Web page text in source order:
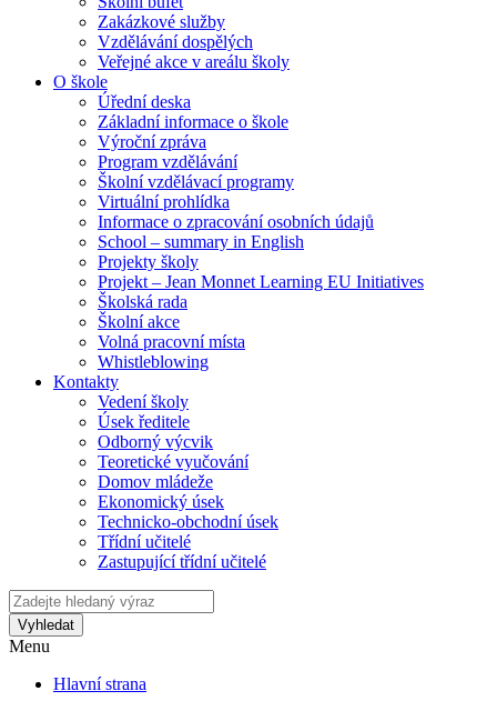
Zakázkové služby
Vzdělávání dospělých
Veřejné akce v areálu školy
O škole
Úřední deska
Základní informace o škole
Výroční zpráva
Program vzdělávání
Školní vzdělávací programy
Virtuální prohlídka
Informace o zpracování osobních údajů
School – summary in English
Projekty školy
Projekt – Jean Monnet Learning EU Initiatives
Školská rada
Školní akce
Volná pracovní místa
Whistleblowing
Kontakty
Vedení školy
Úsek ředitele
Odborný výcvik
Teoretické vyučování
Domov mládeže
Ekonomický úsek
Technicko-obchodní úsek
Třídní učitelé
Zastupující třídní učitelé
Vyhledat
Menu
Hlavní strana